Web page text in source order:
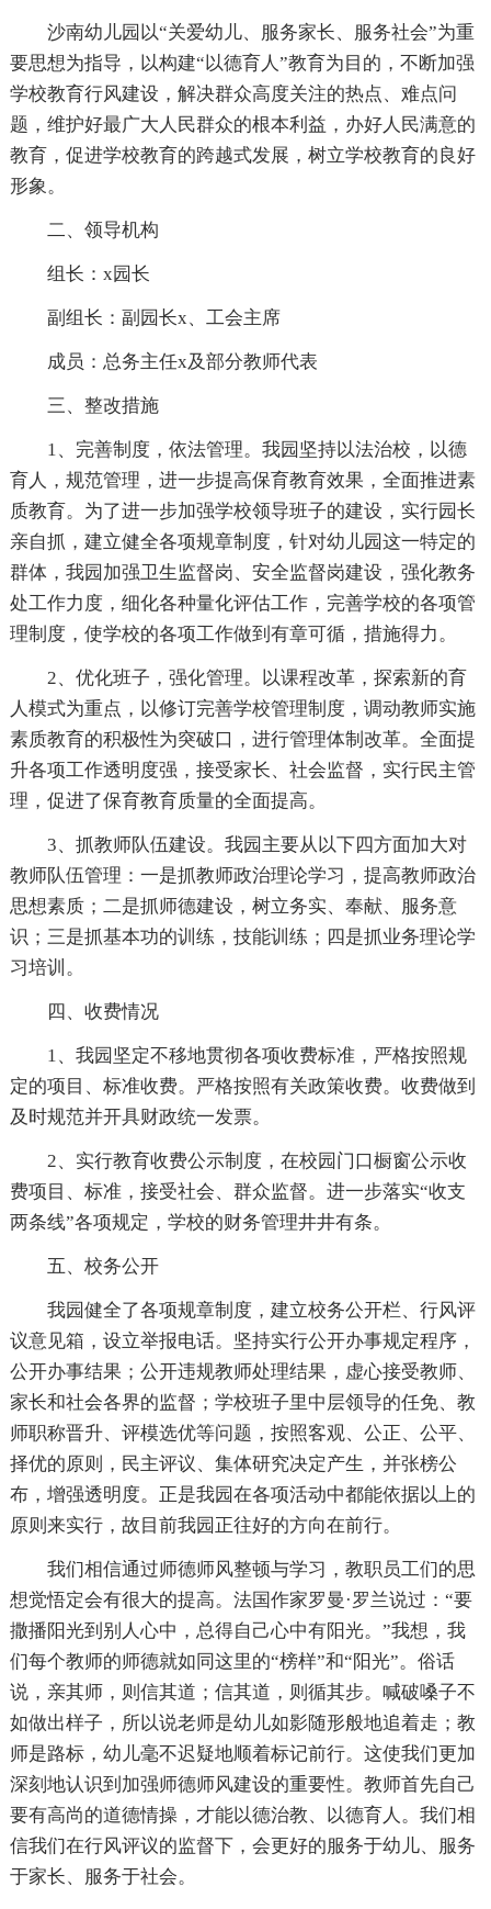
沙南幼儿园以“关爱幼儿、服务家长、服务社会”为重
要思想为指导，以构建“以德育人”教育为目的，不断加强
学校教育行风建设，解决群众高度关注的热点、难点问
题，维护好最广大人民群众的根本利益，办好人民满意的
教育，促进学校教育的跨越式发展，树立学校教育的良好
形象。
二、领导机构
组长：x园长
副组长：副园长x、工会主席
成员：总务主任x及部分教师代表
三、整改措施
1、完善制度，依法管理。我园坚持以法治校，以德
育人，规范管理，进一步提高保育教育效果，全面推进素
质教育。为了进一步加强学校领导班子的建设，实行园长
亲自抓，建立健全各项规章制度，针对幼儿园这一特定的
群体，我园加强卫生监督岗、安全监督岗建设，强化教务
处工作力度，细化各种量化评估工作，完善学校的各项管
理制度，使学校的各项工作做到有章可循，措施得力。
2、优化班子，强化管理。以课程改革，探索新的育
人模式为重点，以修订完善学校管理制度，调动教师实施
素质教育的积极性为突破口，进行管理体制改革。全面提
升各项工作透明度强，接受家长、社会监督，实行民主管
理，促进了保育教育质量的全面提高。
3、抓教师队伍建设。我园主要从以下四方面加大对
教师队伍管理：一是抓教师政治理论学习，提高教师政治
思想素质；二是抓师德建设，树立务实、奉献、服务意
识；三是抓基本功的训练，技能训练；四是抓业务理论学
习培训。
四、收费情况
1、我园坚定不移地贯彻各项收费标准，严格按照规
定的项目、标准收费。严格按照有关政策收费。收费做到
及时规范并开具财政统一发票。
2、实行教育收费公示制度，在校园门口橱窗公示收
费项目、标准，接受社会、群众监督。进一步落实“收支
两条线”各项规定，学校的财务管理井井有条。
五、校务公开
我园健全了各项规章制度，建立校务公开栏、行风评
议意见箱，设立举报电话。坚持实行公开办事规定程序，
公开办事结果；公开违规教师处理结果，虚心接受教师、
家长和社会各界的监督；学校班子里中层领导的任免、教
师职称晋升、评模选优等问题，按照客观、公正、公平、
择优的原则，民主评议、集体研究决定产生，并张榜公
布，增强透明度。正是我园在各项活动中都能依据以上的
原则来实行，故目前我园正往好的方向在前行。
我们相信通过师德师风整顿与学习，教职员工们的思
想觉悟定会有很大的提高。法国作家罗曼·罗兰说过：“要
撒播阳光到别人心中，总得自己心中有阳光。”我想，我
们每个教师的师德就如同这里的“榜样”和“阳光”。俗话
说，亲其师，则信其道；信其道，则循其步。喊破嗓子不
如做出样子，所以说老师是幼儿如影随形般地追着走；教
师是路标，幼儿毫不迟疑地顺着标记前行。这使我们更加
深刻地认识到加强师德师风建设的重要性。教师首先自己
要有高尚的道德情操，才能以德治教、以德育人。我们相
信我们在行风评议的监督下，会更好的服务于幼儿、服务
于家长、服务于社会。